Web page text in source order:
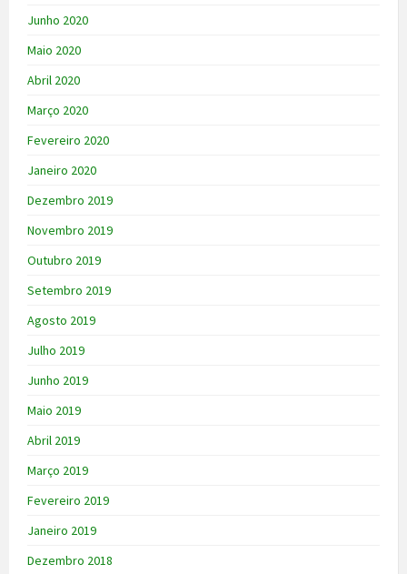
Junho 2020
Maio 2020
Abril 2020
Março 2020
Fevereiro 2020
Janeiro 2020
Dezembro 2019
Novembro 2019
Outubro 2019
Setembro 2019
Agosto 2019
Julho 2019
Junho 2019
Maio 2019
Abril 2019
Março 2019
Fevereiro 2019
Janeiro 2019
Dezembro 2018